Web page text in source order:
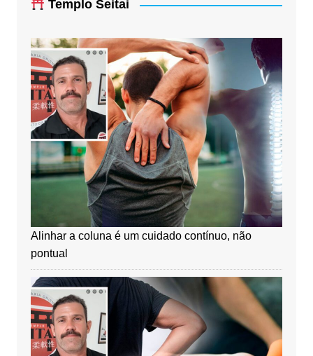
Templo Seitai
Alinhar a coluna é um cuidado contínuo, não
pontual